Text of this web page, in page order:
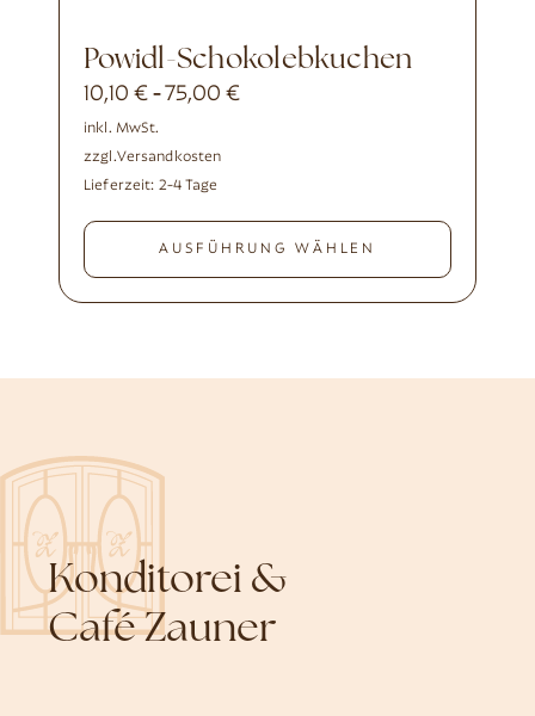
Powidl-Schokolebkuchen
10,10€ -75,00€
inkl. MwSt.
zzgl.Versandkosten
Lieferzeit: 2-4 Tage
AUSFÜHRUNG WÄHLEN
Konditorei &
Café Zauner